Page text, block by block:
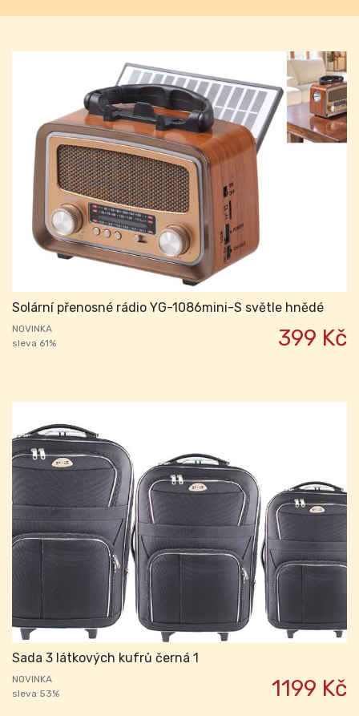
Solární přenosné rádio YG-1086mini-S světle hnědé
NOVINKA
sleva 61%
399 Kč
Sada 3 látkových kufrů černá 1
NOVINKA
sleva 53%
1199 Kč